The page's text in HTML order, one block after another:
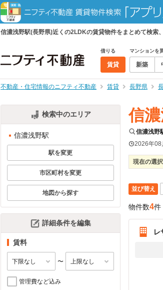
信濃浅野駅(長野県)近くの2LDKの賃貸物件をまとめて検索
借りる
賃貸
マンションを
新築
不動産・住宅情報のニフティ不動産 賃貸 長野県
検索中のエリア
信濃浅野駅
駅を変更
市区町村を変更
地図から探す
詳細条件を編集
賃料
〜
管理費など込み
信
信濃浅野
2026年08
現在の選
並び替え
物件数4件
レ